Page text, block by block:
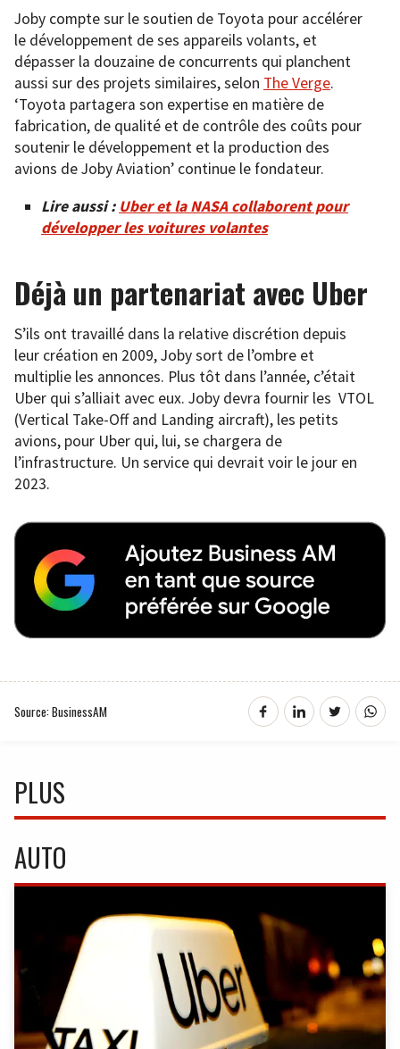
Joby compte sur le soutien de Toyota pour accélérer
le développement de ses appareils volants, et
dépasser la douzaine de concurrents qui planchent
aussi sur des projets similaires, selon The Verge.
‘Toyota partagera son expertise en matière de
fabrication, de qualité et de contrôle des coûts pour
soutenir le développement et la production des
avions de Joby Aviation’ continue le fondateur.
Lire aussi : Uber et la NASA collaborent pour
développer les voitures volantes
Déjà un partenariat avec Uber
S’ils ont travaillé dans la relative discrétion depuis
leur création en 2009, Joby sort de l’ombre et
multiplie les annonces. Plus tôt dans l’année, c’était
Uber qui s’alliait avec eux. Joby devra fournir les VTOL
(Vertical Take-Off and Landing aircraft), les petits
avions, pour Uber qui, lui, se chargera de
l’infrastructure. Un service qui devrait voir le jour en
2023.
Source: BusinessAM
PLUS
AUTO